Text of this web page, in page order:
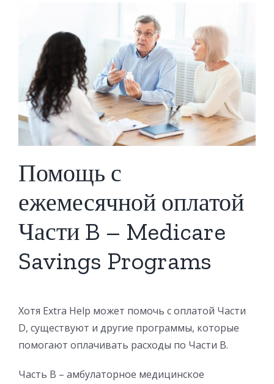
Помощь с
ежемесячной оплатой
Части B – Medicare
Savings Programs
Хотя Extra Help может помочь с оплатой Части
D, существуют и другие программы, которые
помогают оплачивать расходы по Части В.
Часть B – амбулаторное медицинское